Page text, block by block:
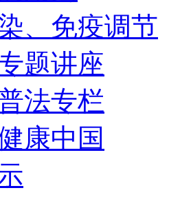
、免疫调节
题讲座
法专栏
康中国